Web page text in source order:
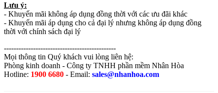
Lưu ý:
- Khuyến mãi không áp dụng đồng thời với các ưu đãi khác
- Khuyến mãi áp dụng cho cả đại lý nhưng không áp dụng đồng
thời với chính sách đại lý
----------------------------------------------
Mọi thông tin Quý khách vui lòng liên hệ:
Phòng kinh doanh - Công ty TNHH phần mềm Nhân Hòa
Hotline: 1900 6680 - Email: sales@nhanhoa.com